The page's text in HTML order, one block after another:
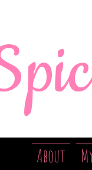
About